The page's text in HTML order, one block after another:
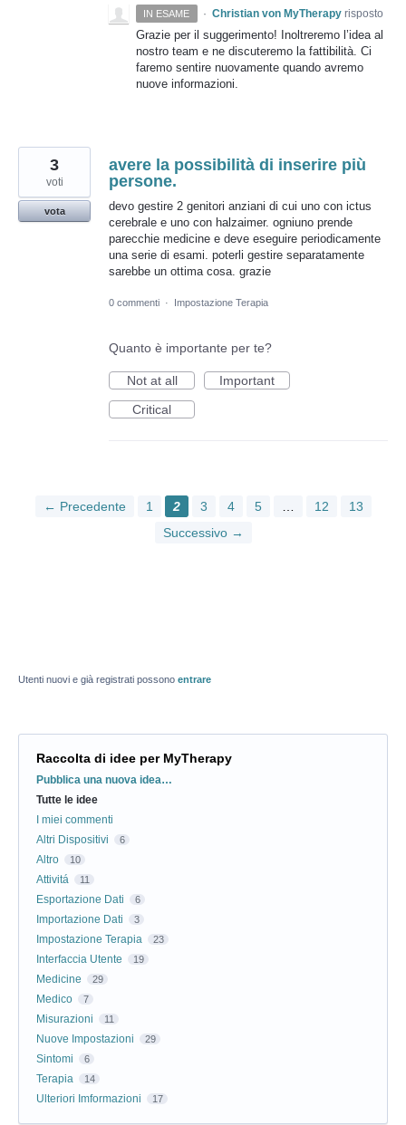
IN ESAME · Christian von MyTherapy risposto
Grazie per il suggerimento! Inoltreremo l’idea al
nostro team e ne discuteremo la fattibilità. Ci
faremo sentire nuovamente quando avremo
nuove informazioni.
avere la possibilità di inserire più
persone.
devo gestire 2 genitori anziani di cui uno con ictus
cerebrale e uno con halzaimer. ogniuno prende
parecchie medicine e deve eseguire periodicamente
una serie di esami. poterli gestire separatamente
sarebbe un ottima cosa. grazie
3
voti
vota
0 commenti · Impostazione Terapia
Quanto è importante per te?
Not at all
Important
Critical
← Precedente 1 2 3 4 5 12
13
Successivo →
Utenti nuovi e già registrati possono entrare
Raccolta di idee per MyTherapy
Categorie
Pubblica una nuova idea…
Tutte le idee
I miei commenti
Altri Dispositivi
6
Altro 10
Attivitá 11
Esportazione Dati 6
Importazione Dati 3
Impostazione Terapia 23
Interfaccia Utente 19
Medicine 29
Medico 7
Misurazioni 11
Nuove Impostazioni 29
Sintomi 6
Terapia 14
Ulteriori Imformazioni 17